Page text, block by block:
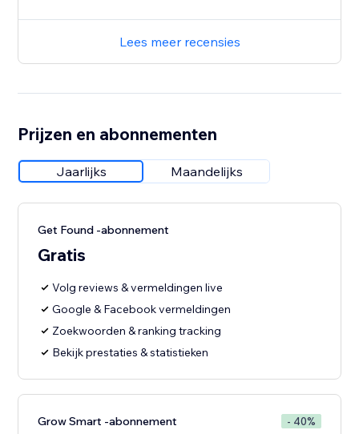
Lees meer recensies
Prijzen en abonnementen
Jaarlijks Maandelijks
Get Found -abonnement
Gratis
Volg reviews & vermeldingen live
Google & Facebook vermeldingen
Zoekwoorden & ranking tracking
Bekijk prestaties & statistieken
Grow Smart -abonnement - 40%